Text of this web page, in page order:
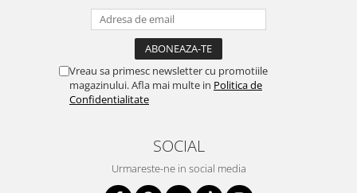
Vreau sa primesc newsletter cu promotiile
magazinului. Afla mai multe in Politica de
Confidentialitate
SOCIAL
Urmareste-ne in social media